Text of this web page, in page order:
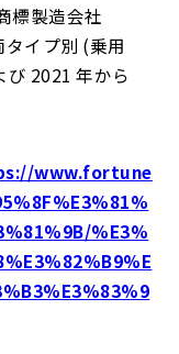
標製造会社
イプ別 (乗用
2021 年から
www.fortune
%E3%